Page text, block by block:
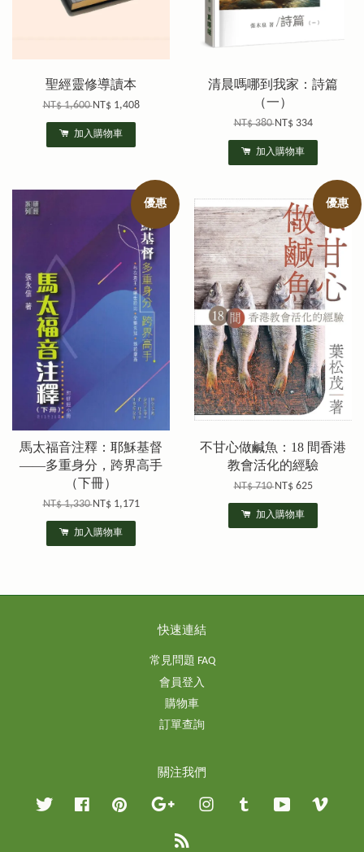
聖經靈修導讀本
NT$ 1,600NT$ 1,408
加入購物車
清晨嗎哪到我家：詩篇
（一）
NT$ 380NT$ 334
加入購物車
優惠
馬太福音注釋：耶穌基督
——多重身分，跨界高手
（下冊）
NT$ 1,330NT$ 1,171
加入購物車
優惠
不甘心做鹹魚：18 間香港
教會活化的經驗
NT$ 710NT$ 625
加入購物車
快速連結
常見問題 FAQ
會員登入
購物車
訂單查詢
關注我們
Twitter Facebook Pinterest Google InstagramTumblr YouTube